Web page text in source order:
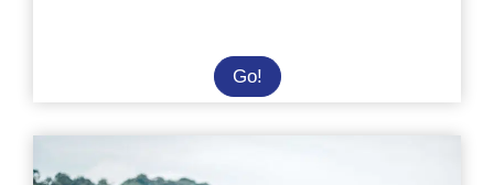
Go!Immersion
dans